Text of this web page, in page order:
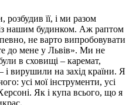
її, і ми разом
нашим будинком. Аж раптом
не варто випробовувати
до мене у Львів». Ми не
в сховищі – каремат,
і вирушили на захід країни. Я
усі мої інструменти, усі
Як і купа всього, що я